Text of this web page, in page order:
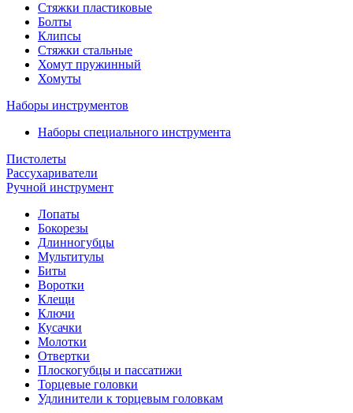
Стяжки пластиковые
Болты
Клипсы
Стяжки стальные
Хомут пружинный
Хомуты
Наборы инструментов
Наборы специального инструмента
Пистолеты
Рассухариватели
Ручной инструмент
Лопаты
Бокорезы
Длинногубцы
Мультитулы
Биты
Воротки
Клещи
Ключи
Кусачки
Молотки
Отвертки
Плоскогубцы и пассатижи
Торцевые головки
Удлинители к торцевым головкам